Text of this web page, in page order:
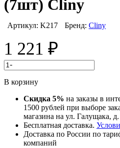
(7шт) Cliny
Артикул: K217 Бренд: Cliny
1 221 ₽
-
В корзину
Скидка 5% на заказы в
1500 рублей при выборе
магазина на ул. Галущака,
Бесплатная доставка.
Доставка по России по
компаний